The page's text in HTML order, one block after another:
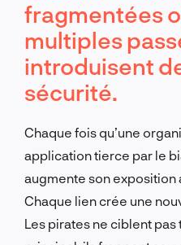
fragmentées
multiples
introduisent
sécurité.
Chaque fois qu’une
application tierce par le
augmente son exposition
Chaque lien crée une
Les pirates ne ciblent